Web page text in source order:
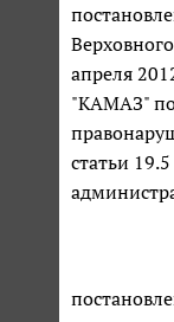
апреля
"КАМАЗ"
статьи